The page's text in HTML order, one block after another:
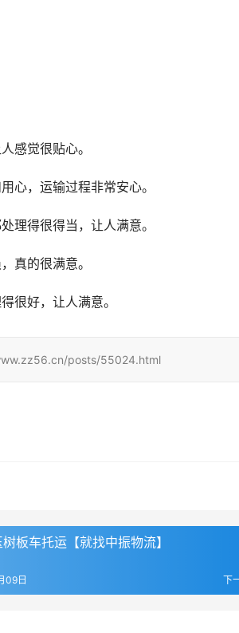
感觉很贴心。
心，运输过程非常安心。
理得很得当，让人满意。
真的很满意。
很好，让人满意。
posts/55024.html
板车托运【就找中振物流】
下
09日